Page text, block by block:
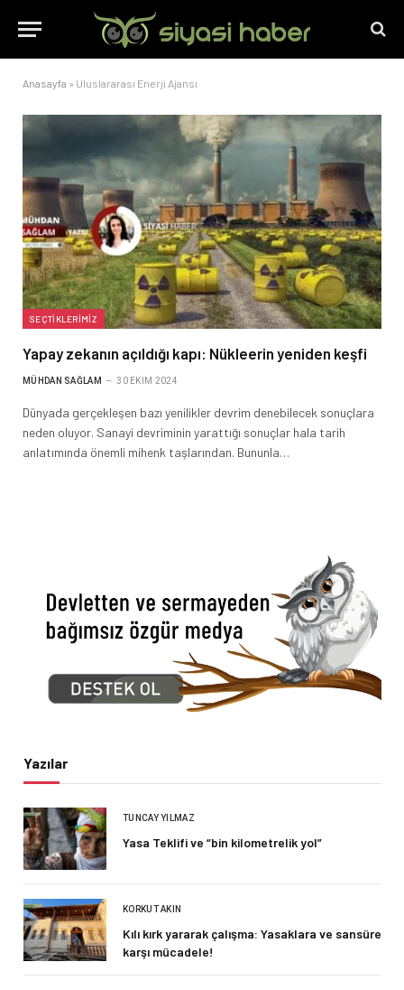
Anasayfa » Uluslararası Enerji Ajansı
SEÇTIKLERIMIZ
Yapay zekanın açıldığı kapı: Nükleerin yeniden keşfi
MÜHDAN SAĞLAM 30 EKIM 2024
Dünyada gerçekleşen bazı yenilikler devrim denebilecek sonuçlara
neden oluyor. Sanayi devriminin yarattığı sonuçlar hala tarih
anlatımında önemli mihenk taşlarından. Bununla…
Yazılar
TUNCAY YILMAZ
Yasa Teklifi ve “bin kilometrelik yol”
KORKUT AKIN
Kılı kırk yararak çalışma: Yasaklara ve sansüre
karşı mücadele!